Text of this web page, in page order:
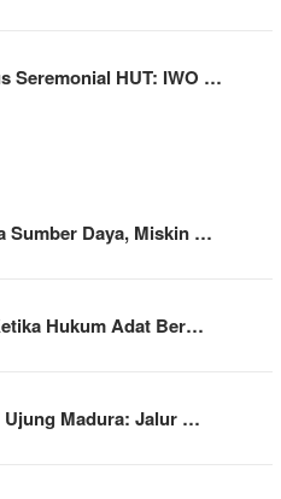
Seremonial HUT: IWO …
Sumber Daya, Miskin …
Hukum Adat Ber…
Madura: Jalur …